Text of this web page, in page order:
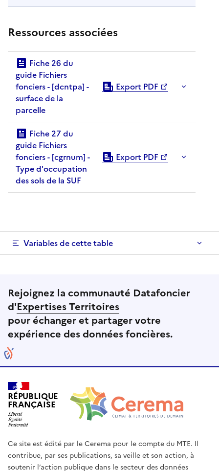
Ressources associées
guide Fichiers
fonciers - [dcntpa] -
surface de la
parcelle
Export PDF
guide Fichiers
fonciers - [cgrnum] -
Type d'occupation
des sols de la SUF
Export PDF
Variables de cette table
Rejoignez la communauté Datafoncier
d'Expertises Territoires
pour échanger et partager votre
expérience des données foncières.
RÉPUBLIQUE
FRANÇAISE
Ce site est édité par le Cerema pour le compte du MTE. Il
contribue, par ses publications, sa veille et son action, à
soutenir l’action publique dans le secteur des données